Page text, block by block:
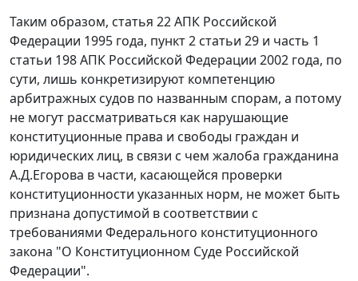
Таким образом, статья 22АПК Российской
Федерации 1995 года, пункт 2 статьи 29 и часть 1
статьи 198АПК Российской Федерации 2002 года, по
сути, лишь конкретизируют компетенцию
арбитражных судов по названным спорам, а потому
не могут рассматриваться как нарушающие
конституционные права и свободы граждан и
юридических лиц, в связи с чем жалоба гражданина
А.Д.Егорова в части, касающейся проверки
конституционности указанных норм, не может быть
признана допустимой в соответствии с
требованиями Федерального конституционного
закона "О Конституционном Суде Российской
Федерации".